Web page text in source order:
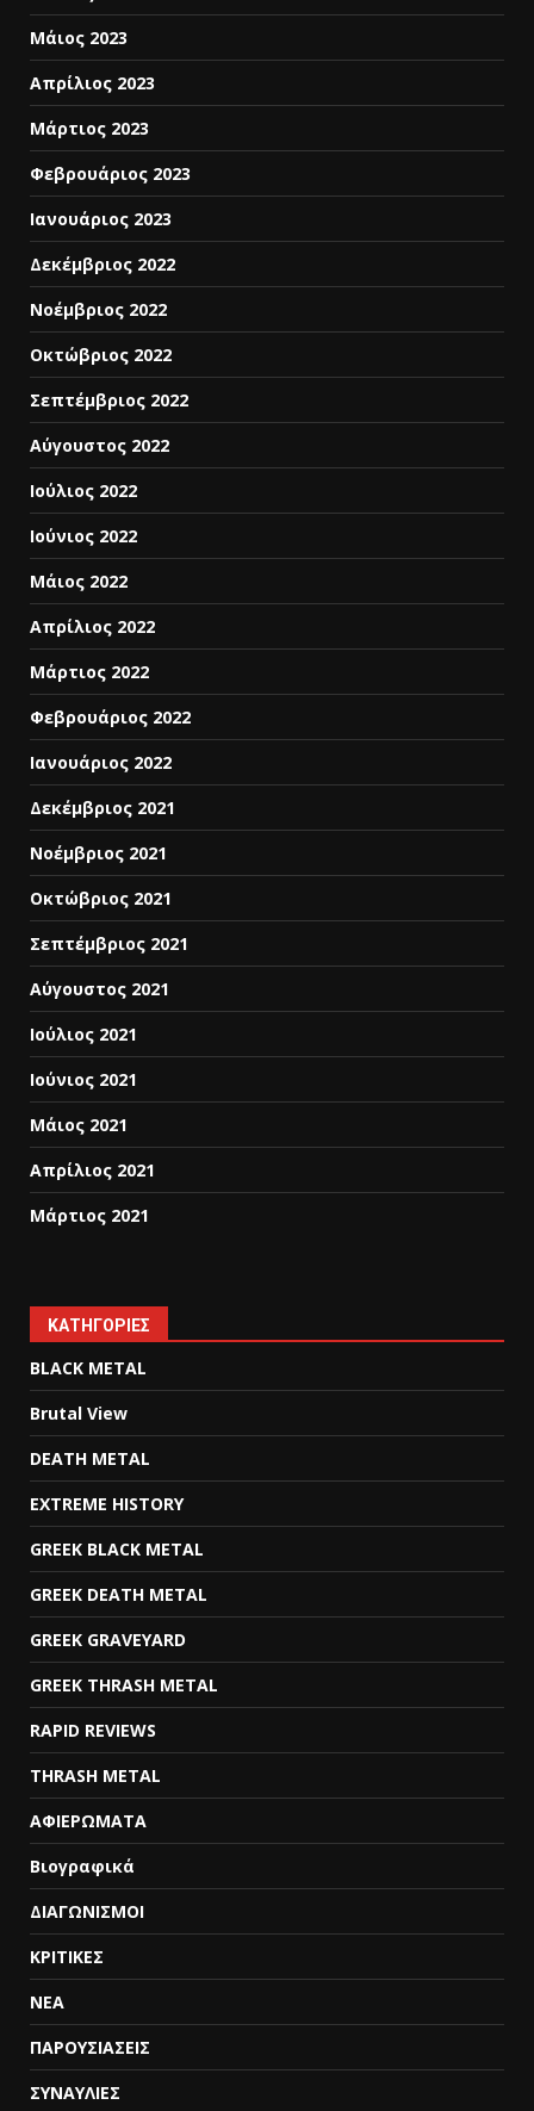
Μάιος 2023
Απρίλιος 2023
Μάρτιος 2023
Φεβρουάριος 2023
Ιανουάριος 2023
Δεκέμβριος 2022
Νοέμβριος 2022
Οκτώβριος 2022
Σεπτέμβριος 2022
Αύγουστος 2022
Ιούλιος 2022
Ιούνιος 2022
Μάιος 2022
Απρίλιος 2022
Μάρτιος 2022
Φεβρουάριος 2022
Ιανουάριος 2022
Δεκέμβριος 2021
Νοέμβριος 2021
Οκτώβριος 2021
Σεπτέμβριος 2021
Αύγουστος 2021
Ιούλιος 2021
Ιούνιος 2021
Μάιος 2021
Απρίλιος 2021
Μάρτιος 2021
KΑΤΗΓΟΡΊΕΣ
BLACK METAL
Brutal View
DEATH METAL
EXTREME HISTORY
GREEK BLACK METAL
GREEK DEATH METAL
GREEK GRAVEYARD
GREEK THRASH METAL
RAPID REVIEWS
THRASH METAL
ΑΦΙΕΡΩΜΑΤΑ
Βιογραφικά
ΔΙΑΓΩΝΙΣΜΟΙ
ΚΡΙΤΙΚΕΣ
ΝΕΑ
ΠΑΡΟΥΣΙΑΣΕΙΣ
ΣΥΝΑΥΛΙΕΣ